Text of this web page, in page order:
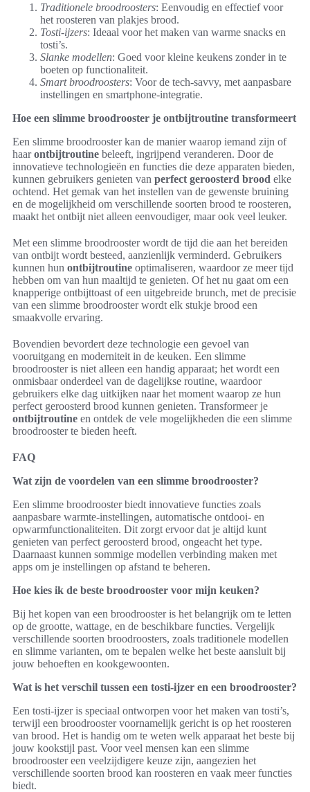
Traditionele broodroosters: Eenvoudig en effectief voor
het roosteren van plakjes brood.
Tosti-ijzers: Ideaal voor het maken van warme snacks en
tosti’s.
Slanke modellen: Goed voor kleine keukens zonder in te
boeten op functionaliteit.
Smart broodroosters: Voor de tech-savvy, met aanpasbare
instellingen en smartphone-integratie.
Hoe een slimme broodrooster je ontbijtroutine transformeert
Een slimme broodrooster kan de manier waarop iemand zijn of
haarontbijtroutine beleeft, ingrijpend veranderen. Door de
innovatieve technologieën en functies die deze apparaten bieden,
kunnen gebruikers genieten van perfect geroosterd brood elke
ochtend. Het gemak van het instellen van de gewenste bruining
en de mogelijkheid om verschillende soorten brood te roosteren,
maakt het ontbijt niet alleen eenvoudiger, maar ook veel leuker.
Met een slimme broodrooster wordt de tijd die aan het bereiden
van ontbijt wordt besteed, aanzienlijk verminderd. Gebruikers
kunnen hun ontbijtroutine optimaliseren, waardoor ze meer tijd
hebben om van hun maaltijd te genieten. Of het nu gaat om een
knapperige ontbijttoast of een uitgebreide brunch, met de precisie
van een slimme broodrooster wordt elk stukje brood een
smaakvolle ervaring.
Bovendien bevordert deze technologie een gevoel van
vooruitgang en moderniteit in de keuken. Een slimme
broodrooster is niet alleen een handig apparaat; het wordt een
onmisbaar onderdeel van de dagelijkse routine, waardoor
gebruikers elke dag uitkijken naar het moment waarop ze hun
perfect geroosterd brood kunnen genieten. Transformeer je
ontbijtroutine en ontdek de vele mogelijkheden die een slimme
broodrooster te bieden heeft.
FAQ
Wat zijn de voordelen van een slimme broodrooster?
Een slimme broodrooster biedt innovatieve functies zoals
aanpasbare warmte-instellingen, automatische ontdooi- en
opwarmfunctionaliteiten. Dit zorgt ervoor dat je altijd kunt
genieten van perfect geroosterd brood, ongeacht het type.
Daarnaast kunnen sommige modellen verbinding maken met
apps om je instellingen op afstand te beheren.
Hoe kies ik de beste broodrooster voor mijn keuken?
Bij het kopen van een broodrooster is het belangrijk om te letten
op de grootte, wattage, en de beschikbare functies. Vergelijk
verschillende soorten broodroosters, zoals traditionele modellen
en slimme varianten, om te bepalen welke het beste aansluit bij
jouw behoeften en kookgewoonten.
Wat is het verschil tussen een tosti-ijzer en een broodrooster?
Een tosti-ijzer is speciaal ontworpen voor het maken van tosti’s,
terwijl een broodrooster voornamelijk gericht is op het roosteren
van brood. Het is handig om te weten welk apparaat het beste bij
jouw kookstijl past. Voor veel mensen kan een slimme
broodrooster een veelzijdigere keuze zijn, aangezien het
verschillende soorten brood kan roosteren en vaak meer functies
biedt.